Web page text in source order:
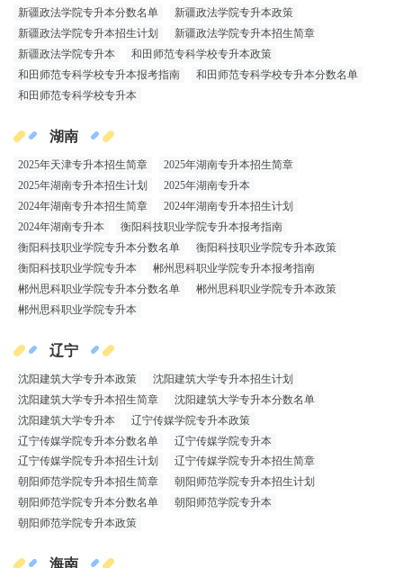
新疆政法学院专升本分数名单
新疆政法学院专升本政策
新疆政法学院专升本招生计划
新疆政法学院专升本招生简章
新疆政法学院专升本
和田师范专科学校专升本政策
和田师范专科学校专升本报考指南
和田师范专科学校专升本分数名单
和田师范专科学校专升本
湖南
2025年天津专升本招生简章
2025年湖南专升本招生简章
2025年湖南专升本招生计划
2025年湖南专升本
2024年湖南专升本招生简章
2024年湖南专升本招生计划
2024年湖南专升本
衡阳科技职业学院专升本报考指南
衡阳科技职业学院专升本分数名单
衡阳科技职业学院专升本政策
衡阳科技职业学院专升本
郴州思科职业学院专升本报考指南
郴州思科职业学院专升本分数名单
郴州思科职业学院专升本政策
郴州思科职业学院专升本
辽宁
沈阳建筑大学专升本政策
沈阳建筑大学专升本招生计划
沈阳建筑大学专升本招生简章
沈阳建筑大学专升本分数名单
沈阳建筑大学专升本
辽宁传媒学院专升本政策
辽宁传媒学院专升本分数名单
辽宁传媒学院专升本
辽宁传媒学院专升本招生计划
辽宁传媒学院专升本招生简章
朝阳师范学院专升本招生简章
朝阳师范学院专升本招生计划
朝阳师范学院专升本分数名单
朝阳师范学院专升本
朝阳师范学院专升本政策
海南